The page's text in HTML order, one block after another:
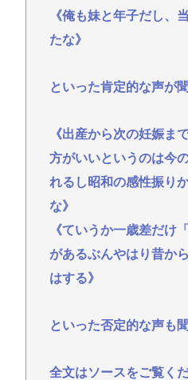
《俺も妹と年子だし、
たな》
といった肯定的な声が
《出産から次の妊娠ま
方がいいというのは今
れるし昭和の感性振り
な》
《ていうか一歳差だけ
があるぶんやはり昔か
はする》
といった否定的な声も
全文はソースをご覧く